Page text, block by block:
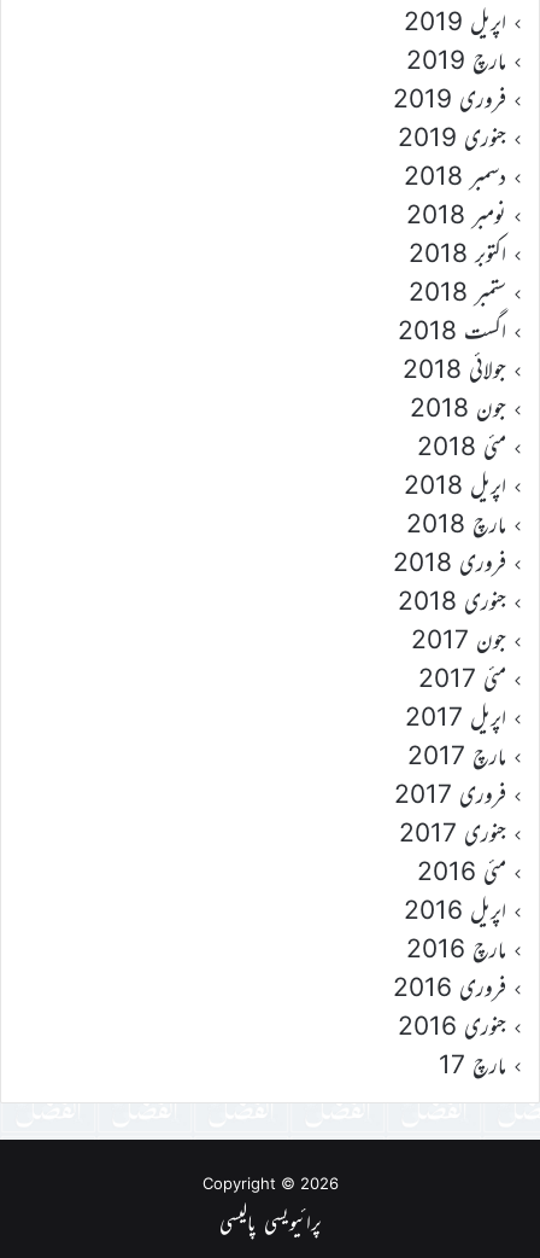
اپریل 2019
مارچ 2019
فروری 2019
جنوری 2019
دسمبر 2018
نومبر 2018
اکتوبر 2018
ستمبر 2018
اگست 2018
جولائی 2018
جون 2018
مئی 2018
اپریل 2018
مارچ 2018
فروری 2018
جنوری 2018
جون 2017
مئی 2017
اپریل 2017
مارچ 2017
فروری 2017
جنوری 2017
مئی 2016
اپریل 2016
مارچ 2016
فروری 2016
جنوری 2016
مارچ 17
Copyright © 2026
پرائیویسی پالیسی